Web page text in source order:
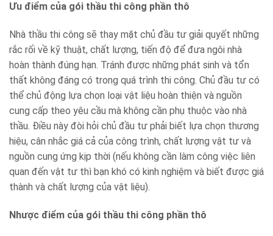
Ưu điểm của gói thầu thi công phần thô
Nhà thầu thi công sẽ thay mặt chủ đầu tư giải quyết những
rắc rối về kỹ thuật, chất lượng, tiến độ để đưa ngôi nhà
hoàn thành đúng hạn. Tránh được những phát sinh và tổn
thất không đáng có trong quá trình thi công. Chủ đầu tư có
thể chủ động lựa chọn loại vật liệu hoàn thiện và nguồn
cung cấp theo yêu cầu mà không cần phụ thuộc vào nhà
thầu. Điều này đòi hỏi chủ đầu tư phải biết lựa chọn thương
hiệu, cân nhắc giá cả của công trình, chất lượng vật tư và
nguồn cung ứng kịp thời (nếu không cần làm công việc liên
quan đến vật tư thì bạn khó có kinh nghiệm và biết được giá
thành và chất lượng của vật liệu).
Nhược điểm của gói thầu thi công phần thô